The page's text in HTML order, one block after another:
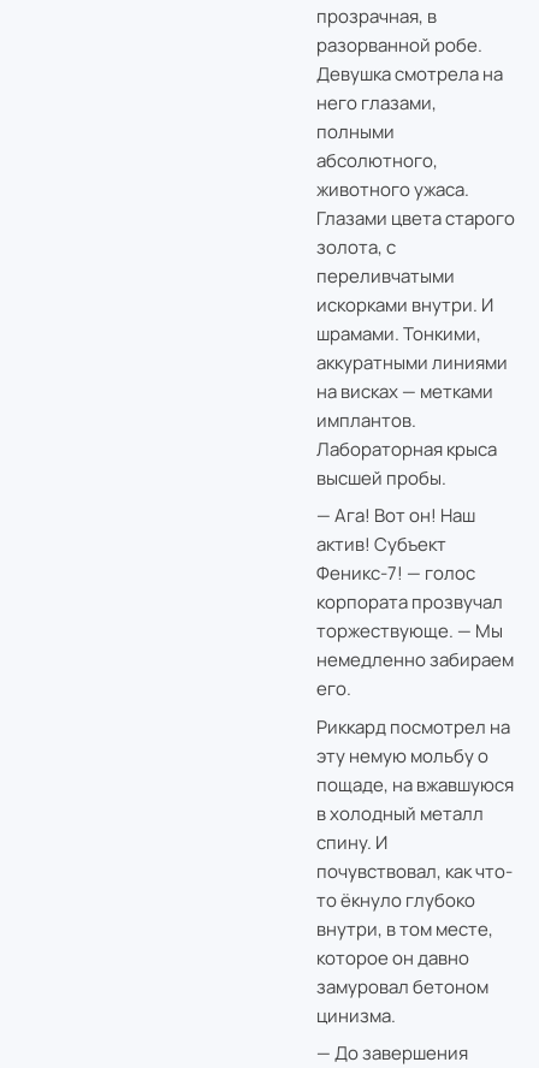
прозрачная, в
разорванной робе.
Девушка смотрела на
него глазами,
полными
абсолютного,
животного ужаса.
Глазами цвета старого
золота, с
переливчатыми
искорками внутри. И
шрамами. Тонкими,
аккуратными линиями
на висках — метками
имплантов.
Лабораторная крыса
высшей пробы.
— Ага! Вот он! Наш
актив! Субъект
Феникс-7! — голос
корпората прозвучал
торжествующе. — Мы
немедленно забираем
его.
Риккард посмотрел на
эту немую мольбу о
пощаде, на вжавшуюся
в холодный металл
спину. И
почувствовал, как что-
то ёкнуло глубоко
внутри, в том месте,
которое он давно
замуровал бетоном
цинизма.
— До завершения